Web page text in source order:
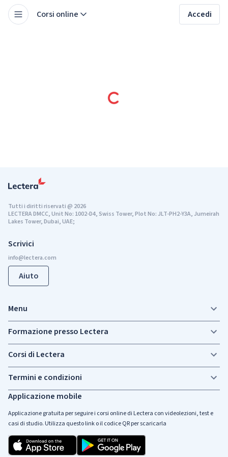
Corsi online Accedi
Scrivici
Aiuto
Applicazione mobile
Applicazione gratuita per seguire i corsi online di Lectera con videolezioni, test e
casi di studio. Utilizza questo link o il codice QR per scaricarla
Tutti i diritti riservati@ 2026
LECTERA DMCC, Unit No: 1002-D4, Swiss Tower, Plot No: JLT-PH2-Y3A, Jumeirah
Lakes Tower, Dubai, UAE;
Menu
Formazione presso Lectera
Corsi di Lectera
Termini e condizioni